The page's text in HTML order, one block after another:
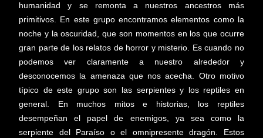
humanidad y se remonta a nuestros ancestros más
primitivos. En este grupo encontramos elementos como la
noche y la oscuridad, que son momentos en los que ocurre
gran parte de los relatos de horror y misterio. Es cuando no
podemos ver claramente a nuestro alrededor y
desconocemos la amenaza que nos acecha. Otro motivo
típico de este grupo son las serpientes y los reptiles en
general. En muchos mitos e historias, los reptiles
desempeñan el papel de enemigos, ya sea como la
serpiente del Paraíso o el omnipresente dragón. Estos